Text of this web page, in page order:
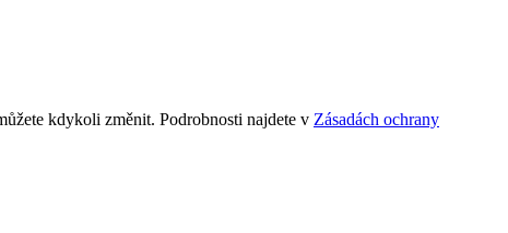
kdykoli změnit. Podrobnosti najdete v Zásadách ochrany